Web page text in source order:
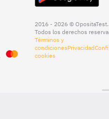
2016 - 2026 © OpositaTest.
Todos los derechos
Términos y
condicionesPrivacidad
cookies